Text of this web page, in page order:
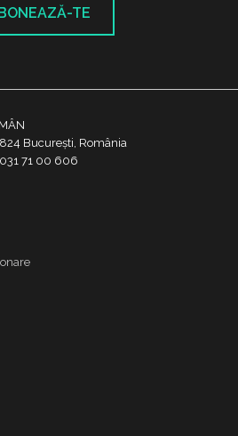
TE
București, România
031 71 00 606